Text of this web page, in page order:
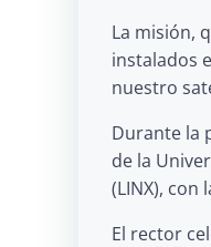
La misión,
instalados
nuestro
Durante la
de la
(LINX),
El rector